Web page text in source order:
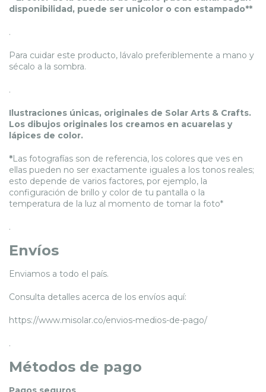
disponibilidad, puede ser unicolor o con estampado**
.
Para cuidar este producto, lávalo preferiblemente a mano y
sécalo a la sombra.
.
Ilustraciones únicas, originales de Solar Arts & Crafts.
Los dibujos originales los creamos en acuarelas y
lápices de color.
*Las fotografías son de referencia, los colores que ves en
ellas pueden no ser exactamente iguales a los tonos reales;
esto depende de varios factores, por ejemplo, la
configuración de brillo y color de tu pantalla o la
temperatura de la luz al momento de tomar la foto*
.
Envíos
Enviamos a todo el país.
Consulta detalles acerca de los envíos aquí:
https://www.misolar.co/envios-medios-de-pago/
.
Métodos de pago